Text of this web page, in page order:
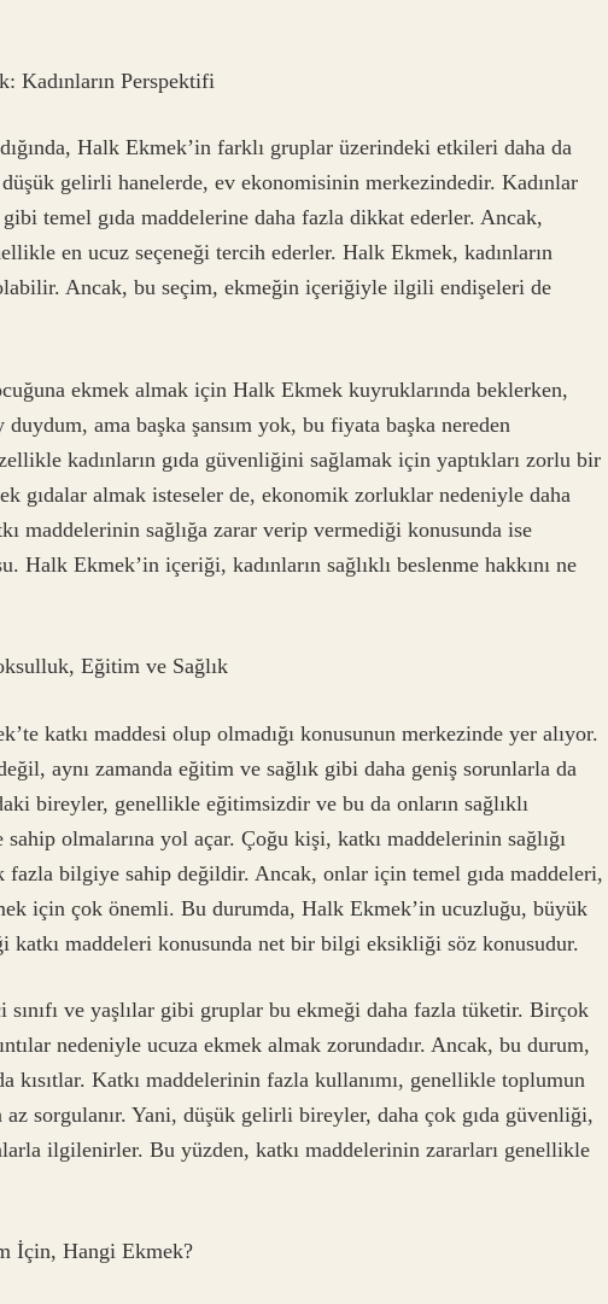
Kadınların Perspektifi
Halk Ekmek’in farklı gruplar üzerindeki etkileri daha da
gelirli hanelerde, ev ekonomisinin merkezindedir. Kadınlar
temel gıda maddelerine daha fazla dikkat ederler. Ancak,
en ucuz seçeneği tercih ederler. Halk Ekmek, kadınların
Ancak, bu seçim, ekmeğin içeriğiyle ilgili endişeleri de
ekmek almak için Halk Ekmek kuyruklarında beklerken,
ama başka şansım yok, bu fiyata başka nereden
kadınların gıda güvenliğini sağlamak için yaptıkları zorlu bir
gıdalar almak isteseler de, ekonomik zorluklar nedeniyle daha
maddelerinin sağlığa zarar verip vermediği konusunda ise
Ekmek’in içeriği, kadınların sağlıklı beslenme hakkını ne
Eğitim ve Sağlık
katkı maddesi olup olmadığı konusunun merkezinde yer alıyor.
aynı zamanda eğitim ve sağlık gibi daha geniş sorunlarla da
bireyler, genellikle eğitimsizdir ve bu da onların sağlıklı
olmalarına yol açar. Çoğu kişi, katkı maddelerinin sağlığı
fazla bilgiye sahip değildir. Ancak, onlar için temel gıda maddeleri,
için çok önemli. Bu durumda, Halk Ekmek’in ucuzluğu, büyük
katkı maddeleri konusunda net bir bilgi eksikliği söz konusudur.
ve yaşlılar gibi gruplar bu ekmeği daha fazla tüketir. Birçok
nedeniyle ucuza ekmek almak zorundadır. Ancak, bu durum,
kısıtlar. Katkı maddelerinin fazla kullanımı, genellikle toplumun
sorgulanır. Yani, düşük gelirli bireyler, daha çok gıda güvenliği,
ilgilenirler. Bu yüzden, katkı maddelerinin zararları genellikle
İçin, Hangi Ekmek?